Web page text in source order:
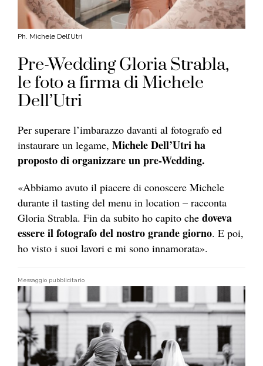
Ph. Michele Dell’Utri
Pre-Wedding Gloria Strabla,
le foto a firma di Michele
Dell’Utri
Per superare l’imbarazzo davanti al fotografo ed
instaurare un legame, Michele Dell’Utri ha
proposto di organizzare un pre-Wedding.
«Abbiamo avuto il piacere di conoscere Michele
durante il tasting del menu in location – racconta
Gloria Strabla. Fin da subito ho capito che doveva
essere il fotografo del nostro grande giorno. E poi,
ho visto i suoi lavori e mi sono innamorata».
Messaggio pubblicitario